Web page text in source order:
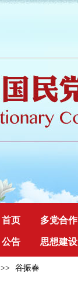
首页 多党合作
公告 思想建设
>> 谷振春